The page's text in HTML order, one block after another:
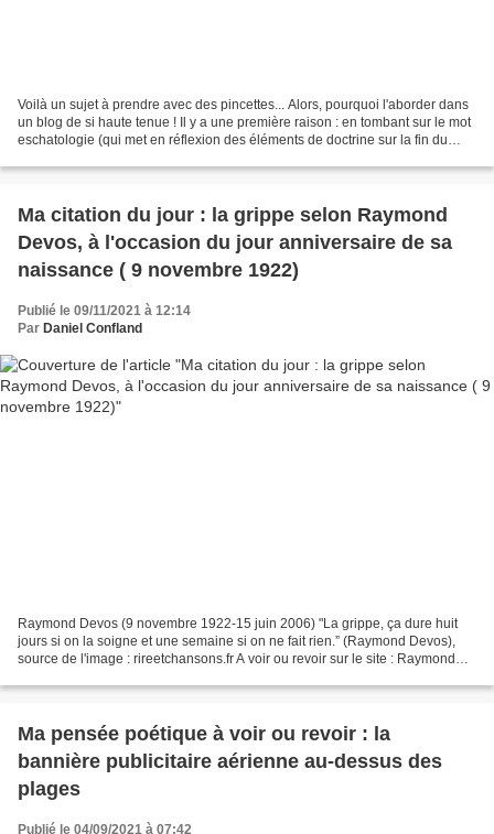
Voilà un sujet à prendre avec des pincettes... Alors, pourquoi l'aborder dans
un blog de si haute tenue ! Il y a une première raison : en tombant sur le mot
eschatologie (qui met en réflexion des éléments de doctrine sur la fin du
Ma citation du jour : la grippe selon Raymond
Devos, à l'occasion du jour anniversaire de sa
naissance ( 9 novembre 1922)
Publié le 09/11/2021 à 12:14
Par Daniel Confland
Raymond Devos (9 novembre 1922-15 juin 2006) "La grippe, ça dure huit
jours si on la soigne et une semaine si on ne fait rien.” (Raymond Devos),
source de l'image : rireetchansons.fr A voir ou revoir sur le site : Raymond
Ma pensée poétique à voir ou revoir : la
bannière publicitaire aérienne au-dessus des
plages
Publié le 04/09/2021 à 07:42